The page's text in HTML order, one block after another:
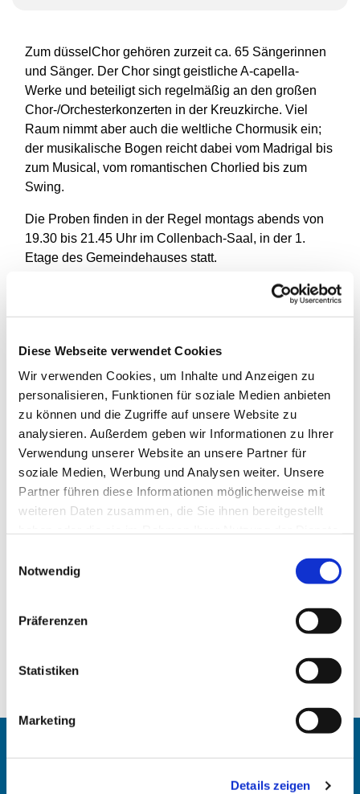
Diese Webseite verwendet Cookies
Wir verwenden Cookies, um Inhalte und Anzeigen zu
personalisieren, Funktionen für soziale Medien anbieten
zu können und die Zugriffe auf unsere Website zu
analysieren. Außerdem geben wir Informationen zu Ihrer
Verwendung unserer Website an unsere Partner für
soziale Medien, Werbung und Analysen weiter. Unsere
Partner führen diese Informationen möglicherweise mit
weiteren Daten zusammen, die Sie ihnen bereitgestellt
Notwendig
Präferenzen
Statistiken
Marketing
Details zeigen
Zum düsselChor gehören zurzeit ca. 65 Sängerinnen
und Sänger. Der Chor singt geistliche A-capella-
Werke und beteiligt sich regelmäßig an den großen
Chor-/Orchesterkonzerten in der Kreuzkirche. Viel
Raum nimmt aber auch die weltliche Chormusik ein;
der musikalische Bogen reicht dabei vom Madrigal bis
zum Musical, vom romantischen Chorlied bis zum
Swing.
Die Proben finden in der Regel montags abends von
19.30 bis 21.45 Uhr im Collenbach-Saal, in der 1.
Etage des Gemeindehauses statt.
Interessenten melden sich bitte bei Dirk Ströter und
können nach Verabredung ganz unverbindlich Proben
Mail: dirk.stroeter@t-online.de oder Telefon: 83 02 96
Angehörigen-Navi